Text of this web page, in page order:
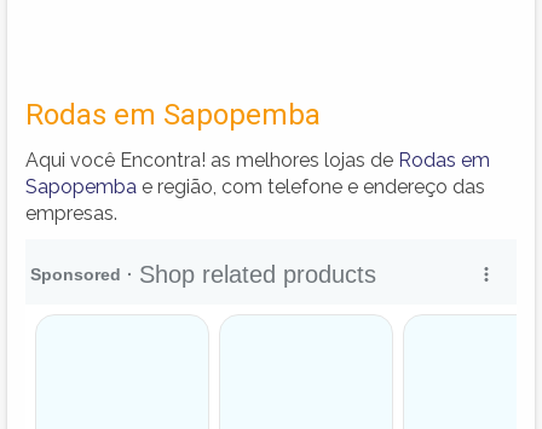
Rodas em Sapopemba
Aqui você Encontra! as melhores lojas de Rodas em
Sapopemba e região, com telefone e endereço das
empresas.